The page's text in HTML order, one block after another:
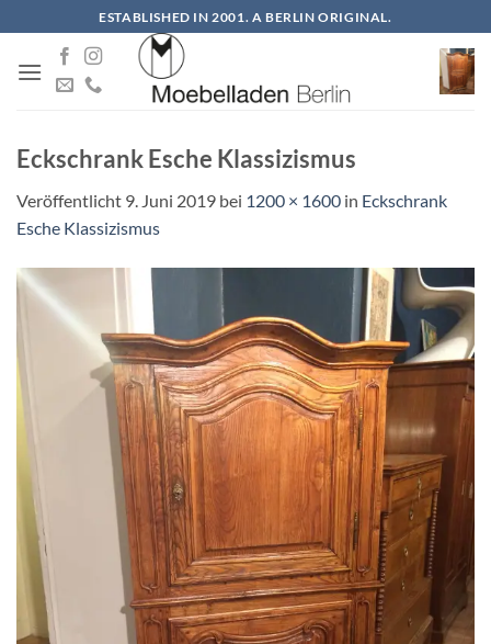
Inhalt
springen
ESTABLISHED IN 2001. A BERLIN ORIGINAL.
Eckschrank Esche Klassizismus
Veröffentlicht 9. Juni 2019 bei 1200 × 1600 in Eckschrank
Esche Klassizismus